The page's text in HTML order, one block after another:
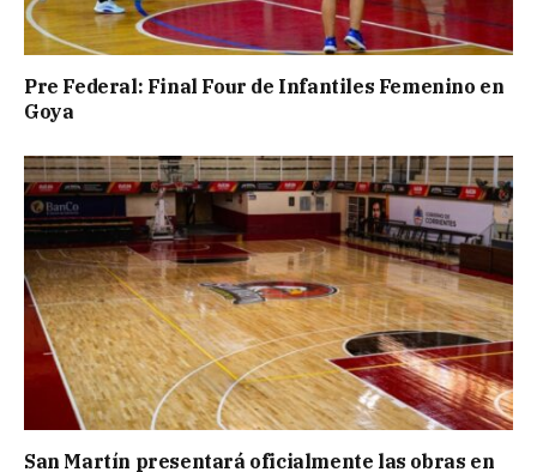
Pre Federal: Final Four de Infantiles Femenino en
Goya
San Martín presentará oficialmente las obras en